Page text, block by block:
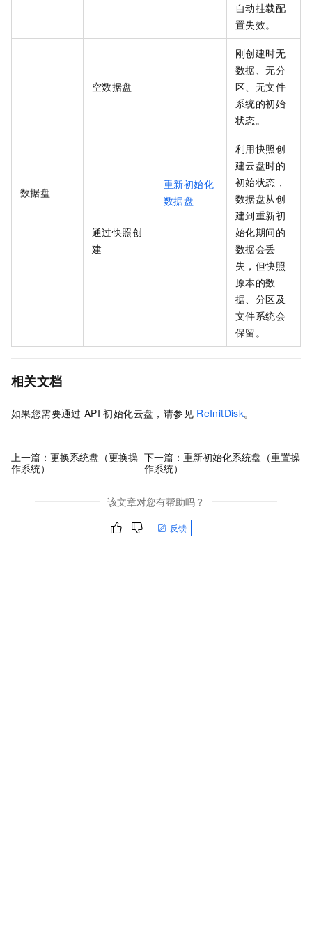
自动挂载配
置失效。
数据盘
空数据盘
重新初始化
数据盘
刚创建时无
数据、无分
区、无文件
系统的初始
状态。
通过快照创
建
利用快照创
建云盘时的
初始状态，
数据盘从创
建到重新初
始化期间的
数据会丢
失，但快照
原本的数
据、分区及
文件系统会
保留。
相关文档
如果您需要通过 API 初始化云盘，请参见 ReInitDisk。
上一篇： 更换系统盘（更换操
作系统）
下一篇：重新初始化系统盘（重置操
作系统）
该文章对您有帮助吗？
反馈